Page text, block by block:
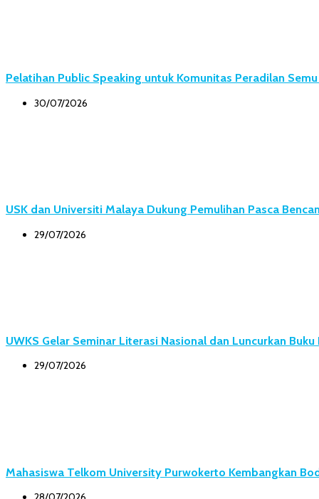
Pelatihan Public Speaking untuk Komunitas Peradilan
30/07/2026
USK dan Universiti Malaya Dukung Pemulihan Pasca
29/07/2026
UWKS Gelar Seminar Literasi Nasional dan Luncurkan
29/07/2026
Mahasiswa Telkom University Purwokerto Kembangkan